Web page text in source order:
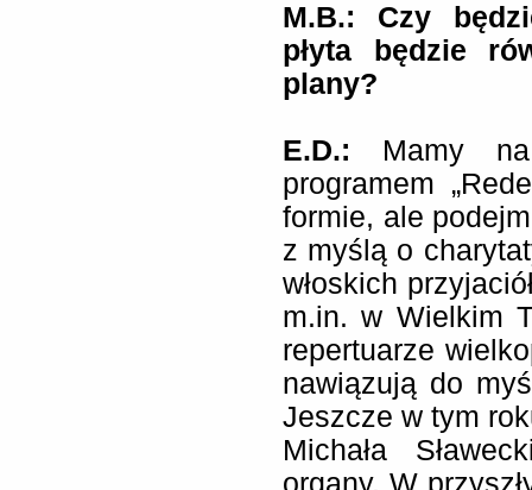
M.B.: Czy
płyta będzie
plany?
E.D.: Mamy
programem
formie, ale
z myślą o
włoskich
m.in. w Wielkim
repertuarze
nawiązują do
Jeszcze w tym
Michała
organy. W